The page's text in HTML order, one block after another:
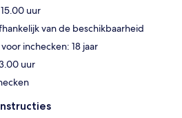
uur
van de beschikbaarheid
inchecken: 18 jaar
uur